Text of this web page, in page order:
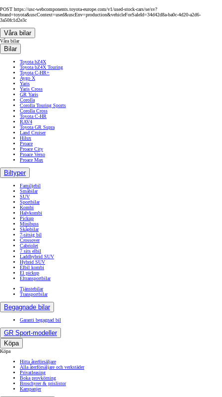
POST https://usc-webcomponents.toyota-europe.com/v1/used-stock-cars/se/sv?
brand=toyota&uscContext=used&uscEnv=production&vehicleForSaleId=34d42d8a-ba0c-4d20-a2d6-
3a50fc1d2e3c
Våra bilar
Våra bilar
Bilar
Toyota bZ4X
Toyota bZ4X Touring
Toyota C-HR+
Aygo X
Yaris
Yaris Cross
GR Yaris
Corolla
Corolla Touring Sports
Corolla Cross
Toyota C-HR
RAV4
Toyota GR Supra
Land Cruiser
Hilux
Proace
Proace City
Proace Verso
Proace Max
Biltyper
Familjebil
Småbilar
SUV
Sportbilar
Kombi
Halvkombi
Pickup
Minibuss
Skåpbilar
7-sitsig bil
Crossover
Cabriolet
7 sits elbil
Laddhybrid SUV
Hybrid SUV
Elbil kombi
El pickup
Eltransportbilar
Tjänstebilar
Transportbilar
Begagnade bilar
Garanti begagnad bil
GR Sport-modeller
Köpa
Köpa
Hitta återförsäljare
Alla återförsäljare och verkstäder
Privatleasing
Boka provkörning
Broschyrer & prislistor
Kampanjer